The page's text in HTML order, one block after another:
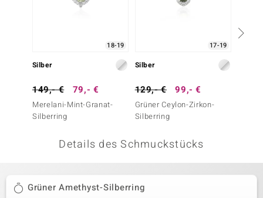
BY DE MELO
18-19
Silber
149,- € 79,- €
Merelani-Mint-Granat-
Silberring
17-19
Silber
129,- € 99,- €
Grüner Ceylon-Zirkon-
Silberring
Details des Schmuckstücks
Grüner Amethyst-Silberring